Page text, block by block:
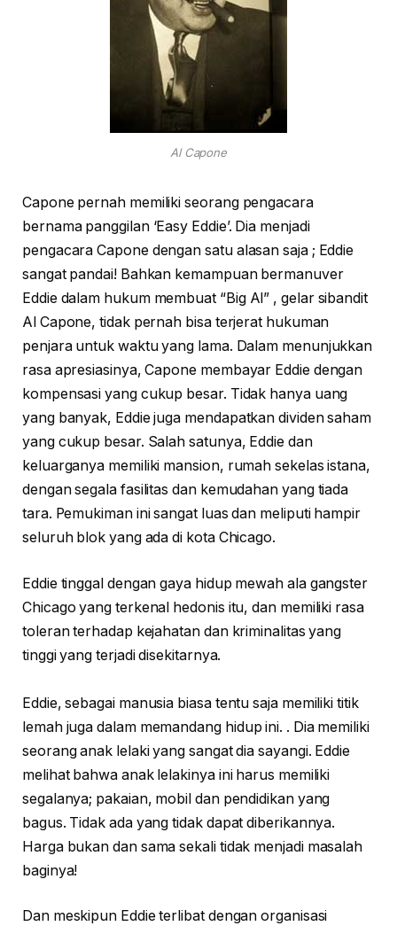
Al Capone
Capone pernah memiliki seorang pengacara
bernama panggilan ‘Easy Eddie’. Dia menjadi
pengacara Capone dengan satu alasan saja ; Eddie
sangat pandai! Bahkan kemampuan bermanuver
Eddie dalam hukum membuat “Big Al” , gelar sibandit
Al Capone, tidak pernah bisa terjerat hukuman
penjara untuk waktu yang lama. Dalam menunjukkan
rasa apresiasinya, Capone membayar Eddie dengan
kompensasi yang cukup besar. Tidak hanya uang
yang banyak, Eddie juga mendapatkan dividen saham
yang cukup besar. Salah satunya, Eddie dan
keluarganya memiliki mansion, rumah sekelas istana,
dengan segala fasilitas dan kemudahan yang tiada
tara. Pemukiman ini sangat luas dan meliputi hampir
seluruh blok yang ada di kota Chicago.
Eddie tinggal dengan gaya hidup mewah ala gangster
Chicago yang terkenal hedonis itu, dan memiliki rasa
toleran terhadap kejahatan dan kriminalitas yang
tinggi yang terjadi disekitarnya.
Eddie, sebagai manusia biasa tentu saja memiliki titik
lemah juga dalam memandang hidup ini. . Dia memiliki
seorang anak lelaki yang sangat dia sayangi. Eddie
melihat bahwa anak lelakinya ini harus memiliki
segalanya; pakaian, mobil dan pendidikan yang
bagus. Tidak ada yang tidak dapat diberikannya.
Harga bukan dan sama sekali tidak menjadi masalah
baginya!
Dan meskipun Eddie terlibat dengan organisasi